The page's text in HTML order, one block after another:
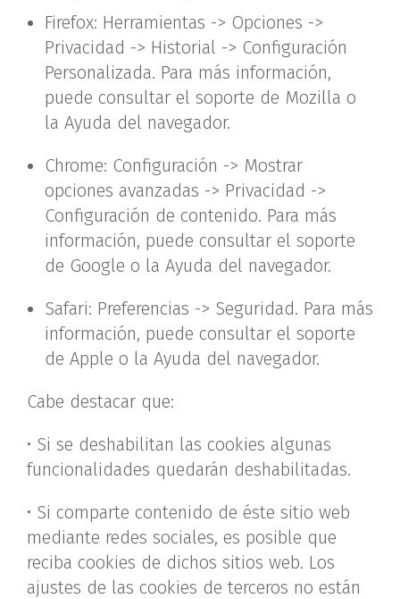
Firefox: Herramientas -> Opciones ->
Privacidad -> Historial -> Configuración
Personalizada. Para más información,
puede consultar el soporte de Mozilla o
la Ayuda del navegador.
Chrome: Configuración -> Mostrar
opciones avanzadas -> Privacidad ->
Configuración de contenido. Para más
información, puede consultar el soporte
de Google o la Ayuda del navegador.
Safari: Preferencias -> Seguridad. Para más
información, puede consultar el soporte
de Apple o la Ayuda del navegador.
Cabe destacar que:
• Si se deshabilitan las cookies algunas
funcionalidades quedarán deshabilitadas.
• Si comparte contenido de éste sitio web
mediante redes sociales, es posible que
reciba cookies de dichos sitios web. Los
ajustes de las cookies de terceros no están